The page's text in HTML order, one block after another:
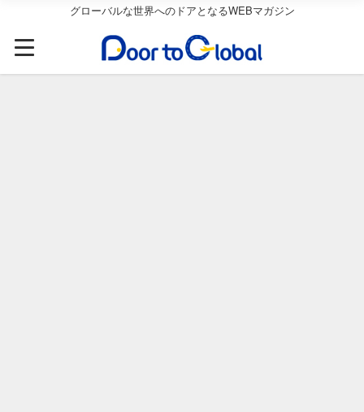
グローバルな世界へのドアとなるWEBマガジン